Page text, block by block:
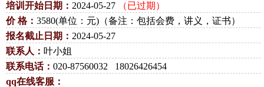
培训开始日期： 2024-05-27
（已过期）
价 格： 3580(单位：元)（备注：包括会费，讲义，证书）
报名截止日期： 2024-05-27
联系人： 叶小姐
联系电话： 020-87560032 18026426454
qq在线客服：